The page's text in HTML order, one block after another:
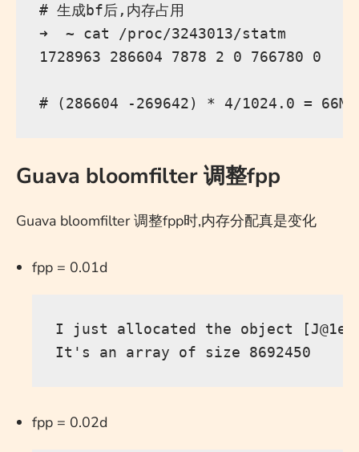
# 生成bf后,内存占用
➜  ~ cat /proc/3243013/statm
1728963 286604 7878 2 0 766780 0
Guava bloomfilter 调整fpp
Guava bloomfilter 调整fpp时,内存分配真是变化
fpp = 0.01d
I just allocated the object
fpp = 0.02d